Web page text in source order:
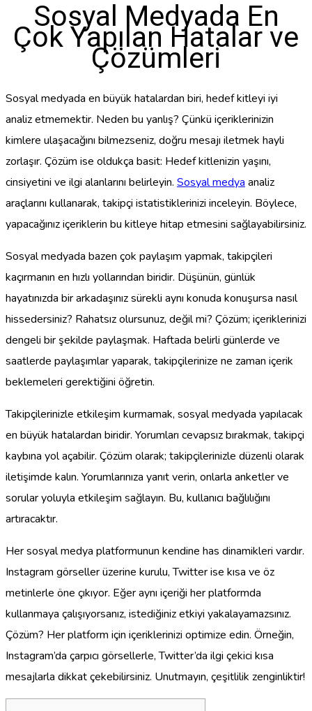
Sosyal Medyada En
Çok Yapılan Hatalar ve
Çözümleri
Sosyal medyada en büyük hatalardan biri, hedef kitleyi iyi
analiz etmemektir. Neden bu yanlış? Çünkü içeriklerinizin
kimlere ulaşacağını bilmezseniz, doğru mesajı iletmek hayli
zorlaşır. Çözüm ise oldukça basit: Hedef kitlenizin yaşını,
cinsiyetini ve ilgi alanlarını belirleyin. Sosyal medya analiz
araçlarını kullanarak, takipçi istatistiklerinizi inceleyin. Böylece,
yapacağınız içeriklerin bu kitleye hitap etmesini sağlayabilirsiniz.
Sosyal medyada bazen çok paylaşım yapmak, takipçileri
kaçırmanın en hızlı yollarından biridir. Düşünün, günlük
hayatınızda bir arkadaşınız sürekli aynı konuda konuşursa nasıl
hissedersiniz? Rahatsız olursunuz, değil mi? Çözüm; içeriklerinizi
dengeli bir şekilde paylaşmak. Haftada belirli günlerde ve
saatlerde paylaşımlar yaparak, takipçilerinize ne zaman içerik
beklemeleri gerektiğini öğretin.
Takipçilerinizle etkileşim kurmamak, sosyal medyada yapılacak
en büyük hatalardan biridir. Yorumları cevapsız bırakmak, takipçi
kaybına yol açabilir. Çözüm olarak; takipçilerinizle düzenli olarak
iletişimde kalın. Yorumlarınıza yanıt verin, onlarla anketler ve
sorular yoluyla etkileşim sağlayın. Bu, kullanıcı bağlılığını
artıracaktır.
Her sosyal medya platformunun kendine has dinamikleri vardır.
Instagram görseller üzerine kurulu, Twitter ise kısa ve öz
metinlerle öne çıkıyor. Eğer aynı içeriği her platformda
kullanmaya çalışıyorsanız, istediğiniz etkiyi yakalayamazsınız.
Çözüm? Her platform için içeriklerinizi optimize edin. Örneğin,
Instagram’da çarpıcı görsellerle, Twitter’da ilgi çekici kısa
mesajlarla dikkat çekebilirsiniz. Unutmayın, çeşitlilik zenginliktir!